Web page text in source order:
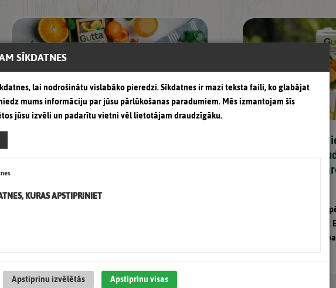
iepakojumu 1l un 2l sulām.
“Guttas”
kļūst videi
pakāpeniski
Turpinot savus
mērķus un
vides aizsardzības
SĪKDATNES
lai nodrošinātu vislabāko pieredzi. Sīkdatnes ir mazi teksta faili, ko glabājat
mums informāciju par jūsu pārlūkošanas paradumiem. Mēs izmantojam šīs
jūsu izvēli un padarītu vietni vēl lietotājam draudzīgāku.
KURAS APSTIPRINIET
Apstiprinu izvēlētās Apstiprinu visas